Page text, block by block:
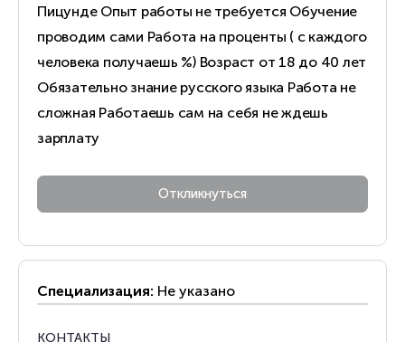
Пицунде Опыт работы не требуется Обучение
проводим сами Работа на проценты ( с каждого
человека получаешь %) Возраст от 18 до 40 лет
Обязательно знание русского языка Работа не
сложная Работаешь сам на себя не ждешь
зарплату
Специализация: Не указано
КОНТАКТЫ